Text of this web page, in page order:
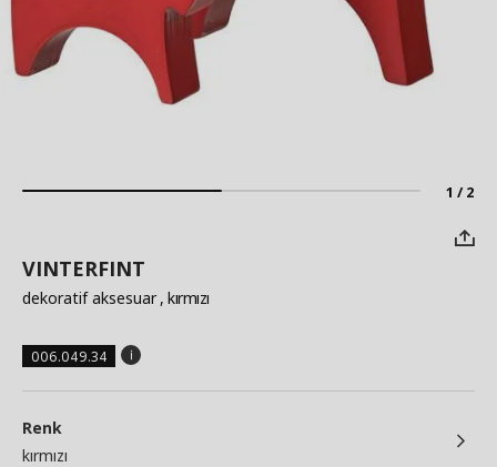
1 / 2
VINTERFINT
dekoratif aksesuar, kırmızı
006.049.34
Renk
kırmızı